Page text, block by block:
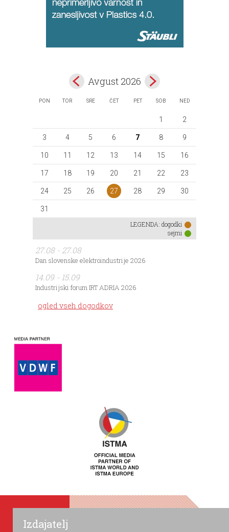
Avgust 2026
PON TOR SRE ČET PET SOB NED
1 2
3 4 5 6 7 8 9
10 11 12 13 14 15 16
17 18 19 20 21 22 23
24 25 26 27 28 29 30
31
LEGENDA: dogodki
sejmi
27.08 - 27.08
Dan slovenske elektroindustrije 2026
14.09 - 15.09
Industrijski forum IRT ADRIA 2026
ogled vseh dogodkov
Izdajatelj